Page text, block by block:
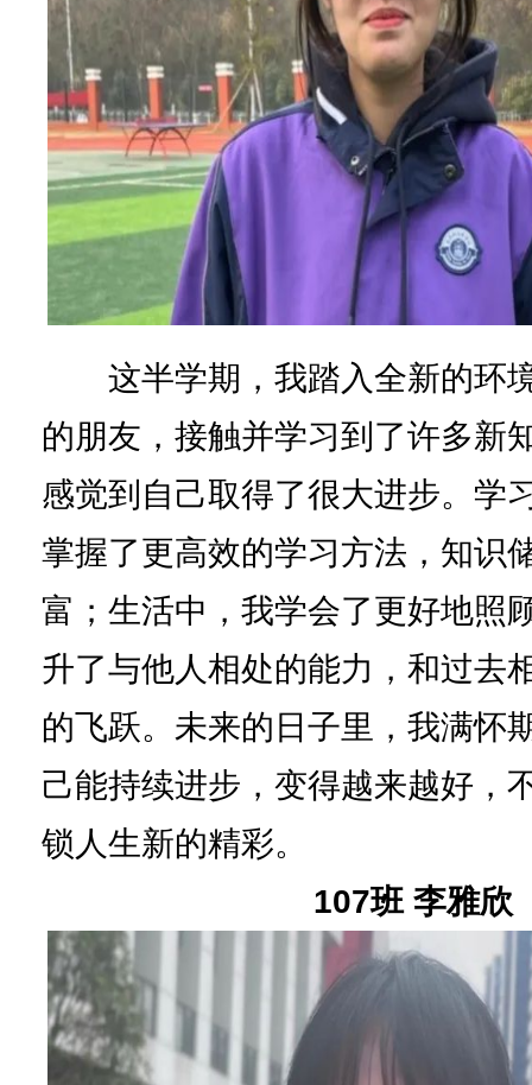
这半学期，我踏入全新的环
的朋友，接触并学习到了许多新
感觉到自己取得了很大进步。学
掌握了更高效的学习方法，知识
富；生活中，我学会了更好地照
升了与他人相处的能力，和过去
的飞跃。未来的日子里，我满怀
己能持续进步，变得越来越好，
锁人生新的精彩。
107班 李雅欣